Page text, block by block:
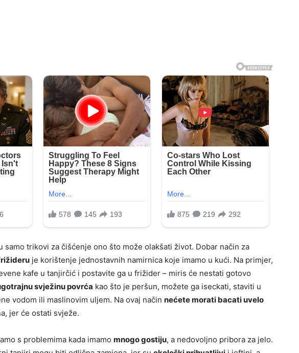
samo trikovi za čišćenje ono što može olakšati život. Dobar način za
je korištenje jednostavnih namirnica koje imamo u kući. Na primjer,
kafe u tanjirčić i postavite ga u frižider – miris će nestati gotovo
svježinu povrća kao što je peršun, možete ga iseckati, staviti u
vodom ili maslinovim uljem. Na ovaj način nećete morati bacati uvelo
jer će ostati svježe.
s problemima kada imamo mnogo gostiju, a nedovoljno pribora za jelo.